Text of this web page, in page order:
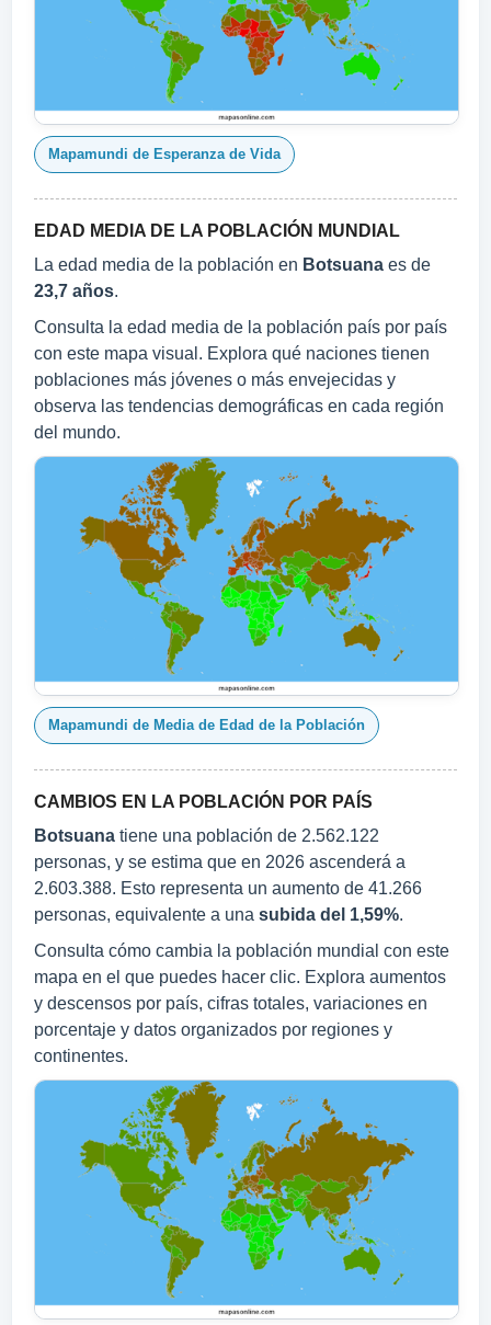
Mapamundi de Esperanza de Vida
EDAD MEDIA DE LA POBLACIÓN MUNDIAL
La edad media de la población en Botsuana es de
23,7 años.
Consulta la edad media de la población país por país
con este mapa visual. Explora qué naciones tienen
poblaciones más jóvenes o más envejecidas y
observa las tendencias demográficas en cada región
del mundo.
Mapamundi de Media de Edad de la Población
CAMBIOS EN LA POBLACIÓN POR PAÍS
Botsuana tiene una población de 2.562.122
personas, y se estima que en 2026 ascenderá a
2.603.388. Esto representa un aumento de 41.266
personas, equivalente a una subida del 1,59%.
Consulta cómo cambia la población mundial con este
mapa en el que puedes hacer clic. Explora aumentos
y descensos por país, cifras totales, variaciones en
porcentaje y datos organizados por regiones y
continentes.